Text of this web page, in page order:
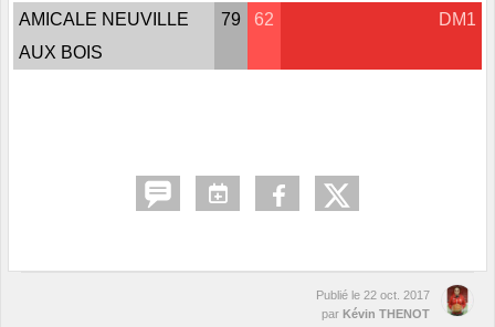
AMICALE NEUVILLE
AUX BOIS
79 62 DM1
Publié le 22 oct. 2017
par Kévin THENOT